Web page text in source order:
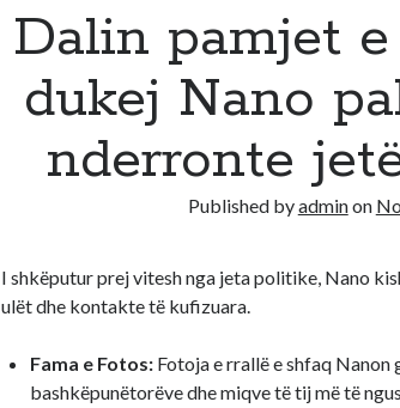
Dalin pamjet
dukej Nano
nderronte
Published byadminon
I shkëputur prej vitesh nga jeta politike, Nano
ulët dhe kontakte të kufizuara.
Fama e Fotos: Fotoja e rrallë e shfaq
bashkëpunëtorëve dhe miqve të tij më të